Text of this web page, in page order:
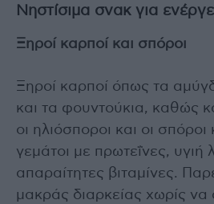
Νηστίσιμα σνακ για
Ξηροί καρποί και σπόροι
Ξηροί καρποί όπως τα
και τα φουντούκια, καθώς
οι ηλιόσποροι και οι
γεμάτοι με πρωτεΐνες, υγιή
απαραίτητες βιταμίνες.
μακράς διαρκείας χωρίς να